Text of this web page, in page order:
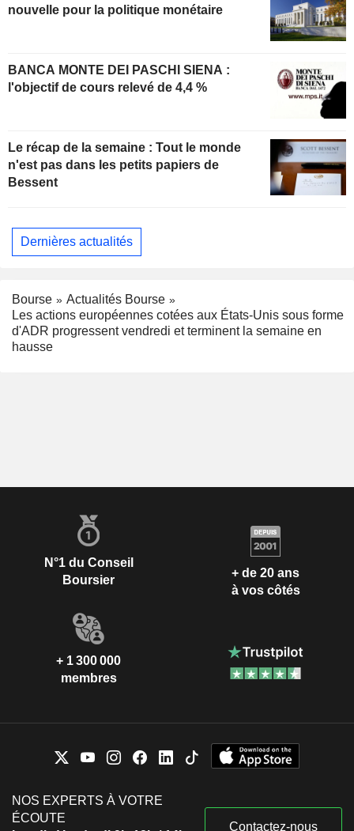
nouvelle pour la politique monétaire
BANCA MONTE DEI PASCHI SIENA :
l'objectif de cours relevé de 4,4 %
Le récap de la semaine : Tout le monde
n'est pas dans les petits papiers de
Bessent
Dernières actualités
Bourse
Actualités Bourse
Les actions européennes cotées aux États-Unis sous forme
d'ADR progressent vendredi et terminent la semaine en
hausse
N°1 du Conseil
Boursier
+ de 20 ans
à vos côtés
+ 1 300 000
membres
NOS EXPERTS À VOTRE
ÉCOUTE
Contactez-nous